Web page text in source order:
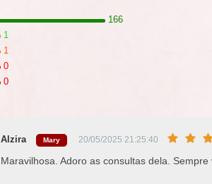
166
1
1
0
0
Alzira Mary 20/05/2025 21:25:40
Maravilhosa. Adoro as consultas dela.